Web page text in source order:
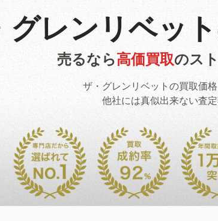
グレンリベッ
売るなら高価買取のス
ザ・グレンリベットの買取価
他社には真似出来ない査